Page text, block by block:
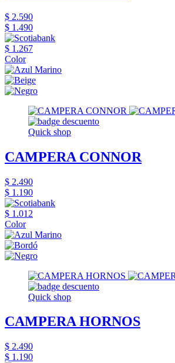
$ 2.590
$ 1.490
$ 1.267
Color
Quick shop
CAMPERA CONNOR
$ 2.490
$ 1.190
$ 1.012
Color
Quick shop
CAMPERA HORNOS
$ 2.490
$ 1.190